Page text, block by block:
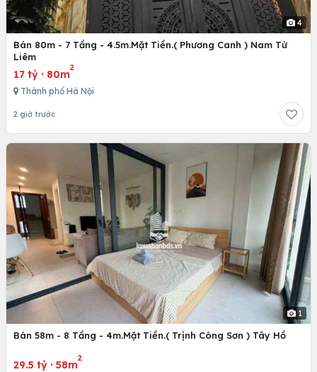
4
Bán 80m - 7 Tầng - 4.5m.Mặt Tiền.( Phương Canh ) Nam Từ
Liêm
17 tỷ · 80m
2
Thành phố Hà Nội
2 giờ trước
1
Bán 58m - 8 Tầng - 4m.Mặt Tiền.( Trịnh Công Sơn ) Tây Hồ
29.5 tỷ · 58m
2